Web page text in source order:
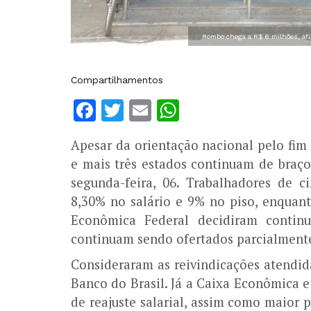
Rombo chega a R$ 6 milhões,
Compartilhamentos
Facebook
Twitter
Email
Apesar da orientação nacional pelo
e mais três estados continuam de
segunda-feira, 06. Trabalhadores de
8,30% no salário e 9% no piso,
Econômica Federal decidiram
continuam sendo ofertados
Consideraram as reivindicações
Banco do Brasil. Já a Caixa Econômica
de reajuste salarial, assim como maior